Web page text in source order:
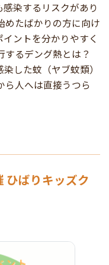
染するリスクがあり
めたばかりの方に向け
ントを分かりやすく
するデング熱とは？
した蚊（ヤブ蚊類）
ら人へは直接うつら
ばりキッズク